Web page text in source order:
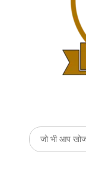
Search
for: